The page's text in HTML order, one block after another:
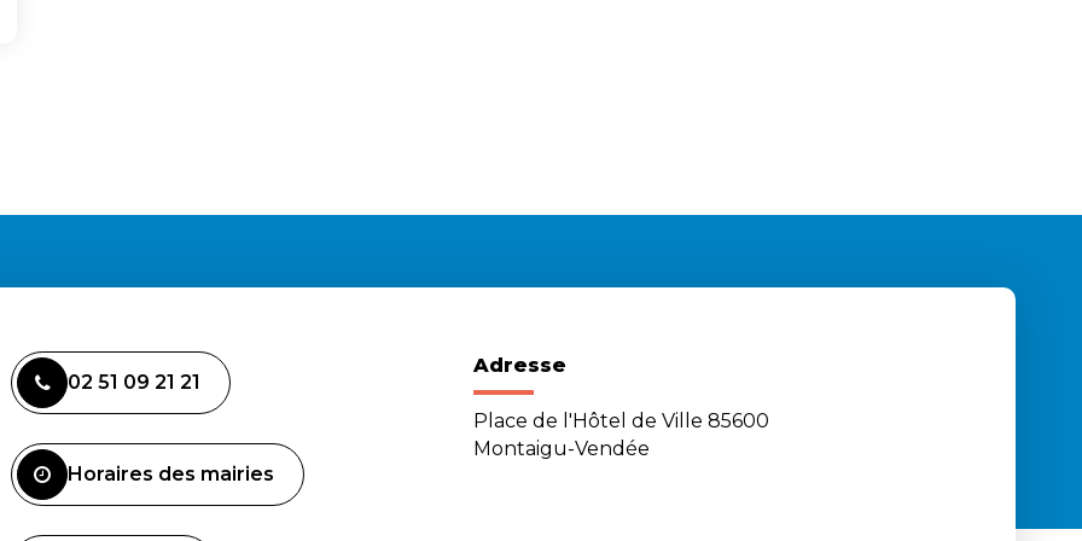
02 51 09 21 21
Horaires des mairies
Adresse
Place de l'Hôtel de Ville 85600
Montaigu-Vendée